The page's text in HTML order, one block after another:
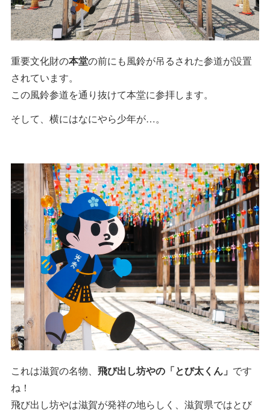
重要文化財の本堂の前にも風鈴が吊るされた参道が設置
されています。
この風鈴参道を通り抜けて本堂に参拝します。
そして、横にはなにやら少年が…。
これは滋賀の名物、 飛び出し坊やの「とび太くん」 です
ね！
飛び出し坊やは滋賀が発祥の地らしく、滋賀県ではとび